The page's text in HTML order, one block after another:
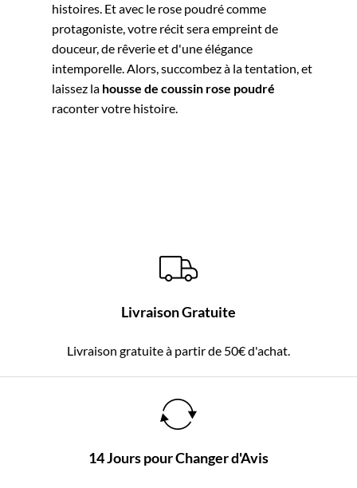
histoires. Et avec le rose poudré comme
protagoniste, votre récit sera empreint de
douceur, de rêverie et d'une élégance
intemporelle. Alors, succombez à la tentation, et
laissez la housse de coussin rose poudré
raconter votre histoire.
Livraison Gratuite
Livraison gratuite à partir de 50€ d'achat.
14 Jours pour Changer d'Avis